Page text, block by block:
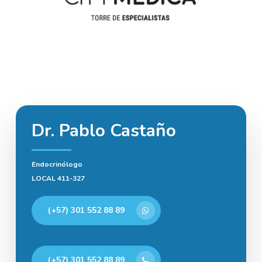
Dr. Pablo Castaño
Endocrinólogo
LOCAL 411-327
(+57) 301 552 88 89